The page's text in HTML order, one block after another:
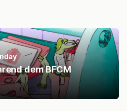
dem BFCM